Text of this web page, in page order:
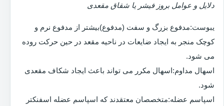
دلایل و عوامل بروز فیشر یا شقاق مقعدی
یبوست:مدفوع بزرگ و سفت (مدفوع)بیشتر از مدفوع نرم و
کوچک منجر به ایجاد ضایعات در ناحیه مقعد در حین حرکت روده
می شود.
اسهال مداوم:اسهال مکرر می تواند باعث ایجاد شکاف مقعدی
شود.
اسپاسم عضله:متخصصان معتقدند که اسپاسم عضله اسفنکتر